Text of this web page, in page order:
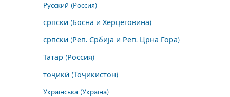
Русский (Россия)
српски (Босна и Херцеговина)
српски (Реп. Србија и Реп. Црна Гора)
Татар (Россия)
тоҷикӣ (Тоҷикистон)
Українська (Україна)